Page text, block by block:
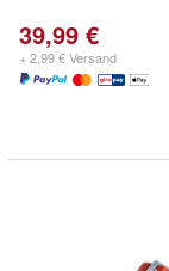
39,99 €
+ 2,99 € Versand